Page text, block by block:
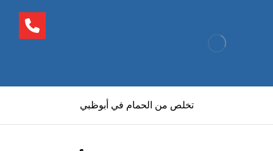
تخلص من الحمام في أبوظبي